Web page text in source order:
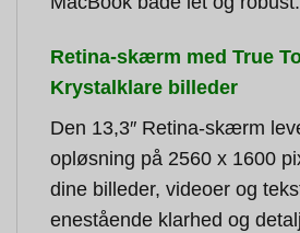
Retina-skærm med True
Krystalklare billeder
Den 13,3″ Retina-skærm
opløsning på 2560 x 1600
dine billeder, videoer og
enestående klarhed og